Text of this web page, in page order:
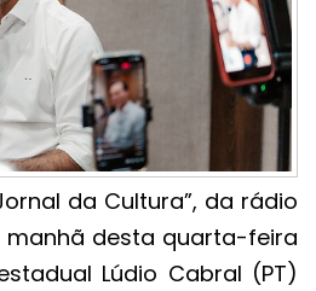
da Cultura”, da rádio
manhã desta quarta-feira
Lúdio Cabral (PT)